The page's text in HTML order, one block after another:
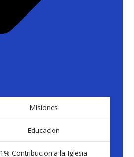
Misiones
Educación
1% Contribucion a la Iglesia